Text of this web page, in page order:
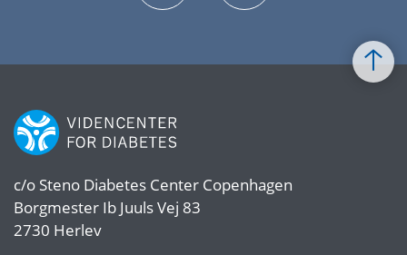
c/o Steno Diabetes Center Copenhagen
Borgmester Ib Juuls Vej 83
2730 Herlev